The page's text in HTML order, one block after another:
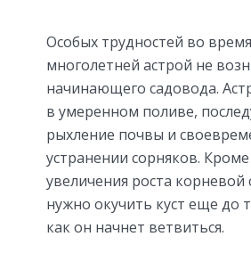
Особых трудностей во
многолетней астрой не
начинающего садовода.
в умеренном поливе,
рыхление почвы и
устранении сорняков. Кроме
увеличения роста корневой
нужно окучить куст еще до
как он начнет ветвиться.